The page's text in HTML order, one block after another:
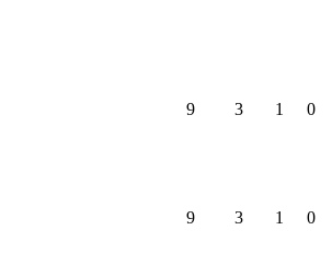
9 3 1 0
9 3 1 0